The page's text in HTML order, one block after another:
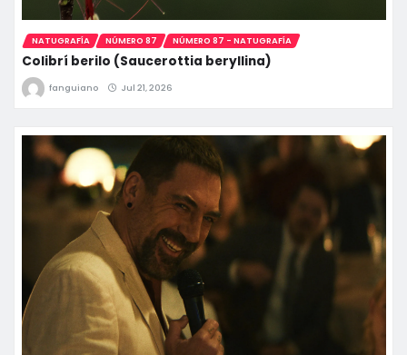
NATUGRAFÍA NÚMERO 87 NÚMERO 87 - NATUGRAFÍA
Colibrí berilo (Saucerottia beryllina)
fanguiano Jul 21, 2026